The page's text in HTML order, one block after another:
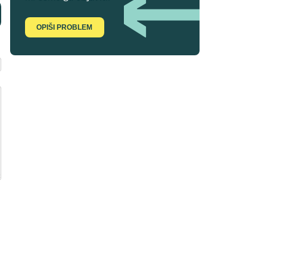
OPIŠI PROBLEM